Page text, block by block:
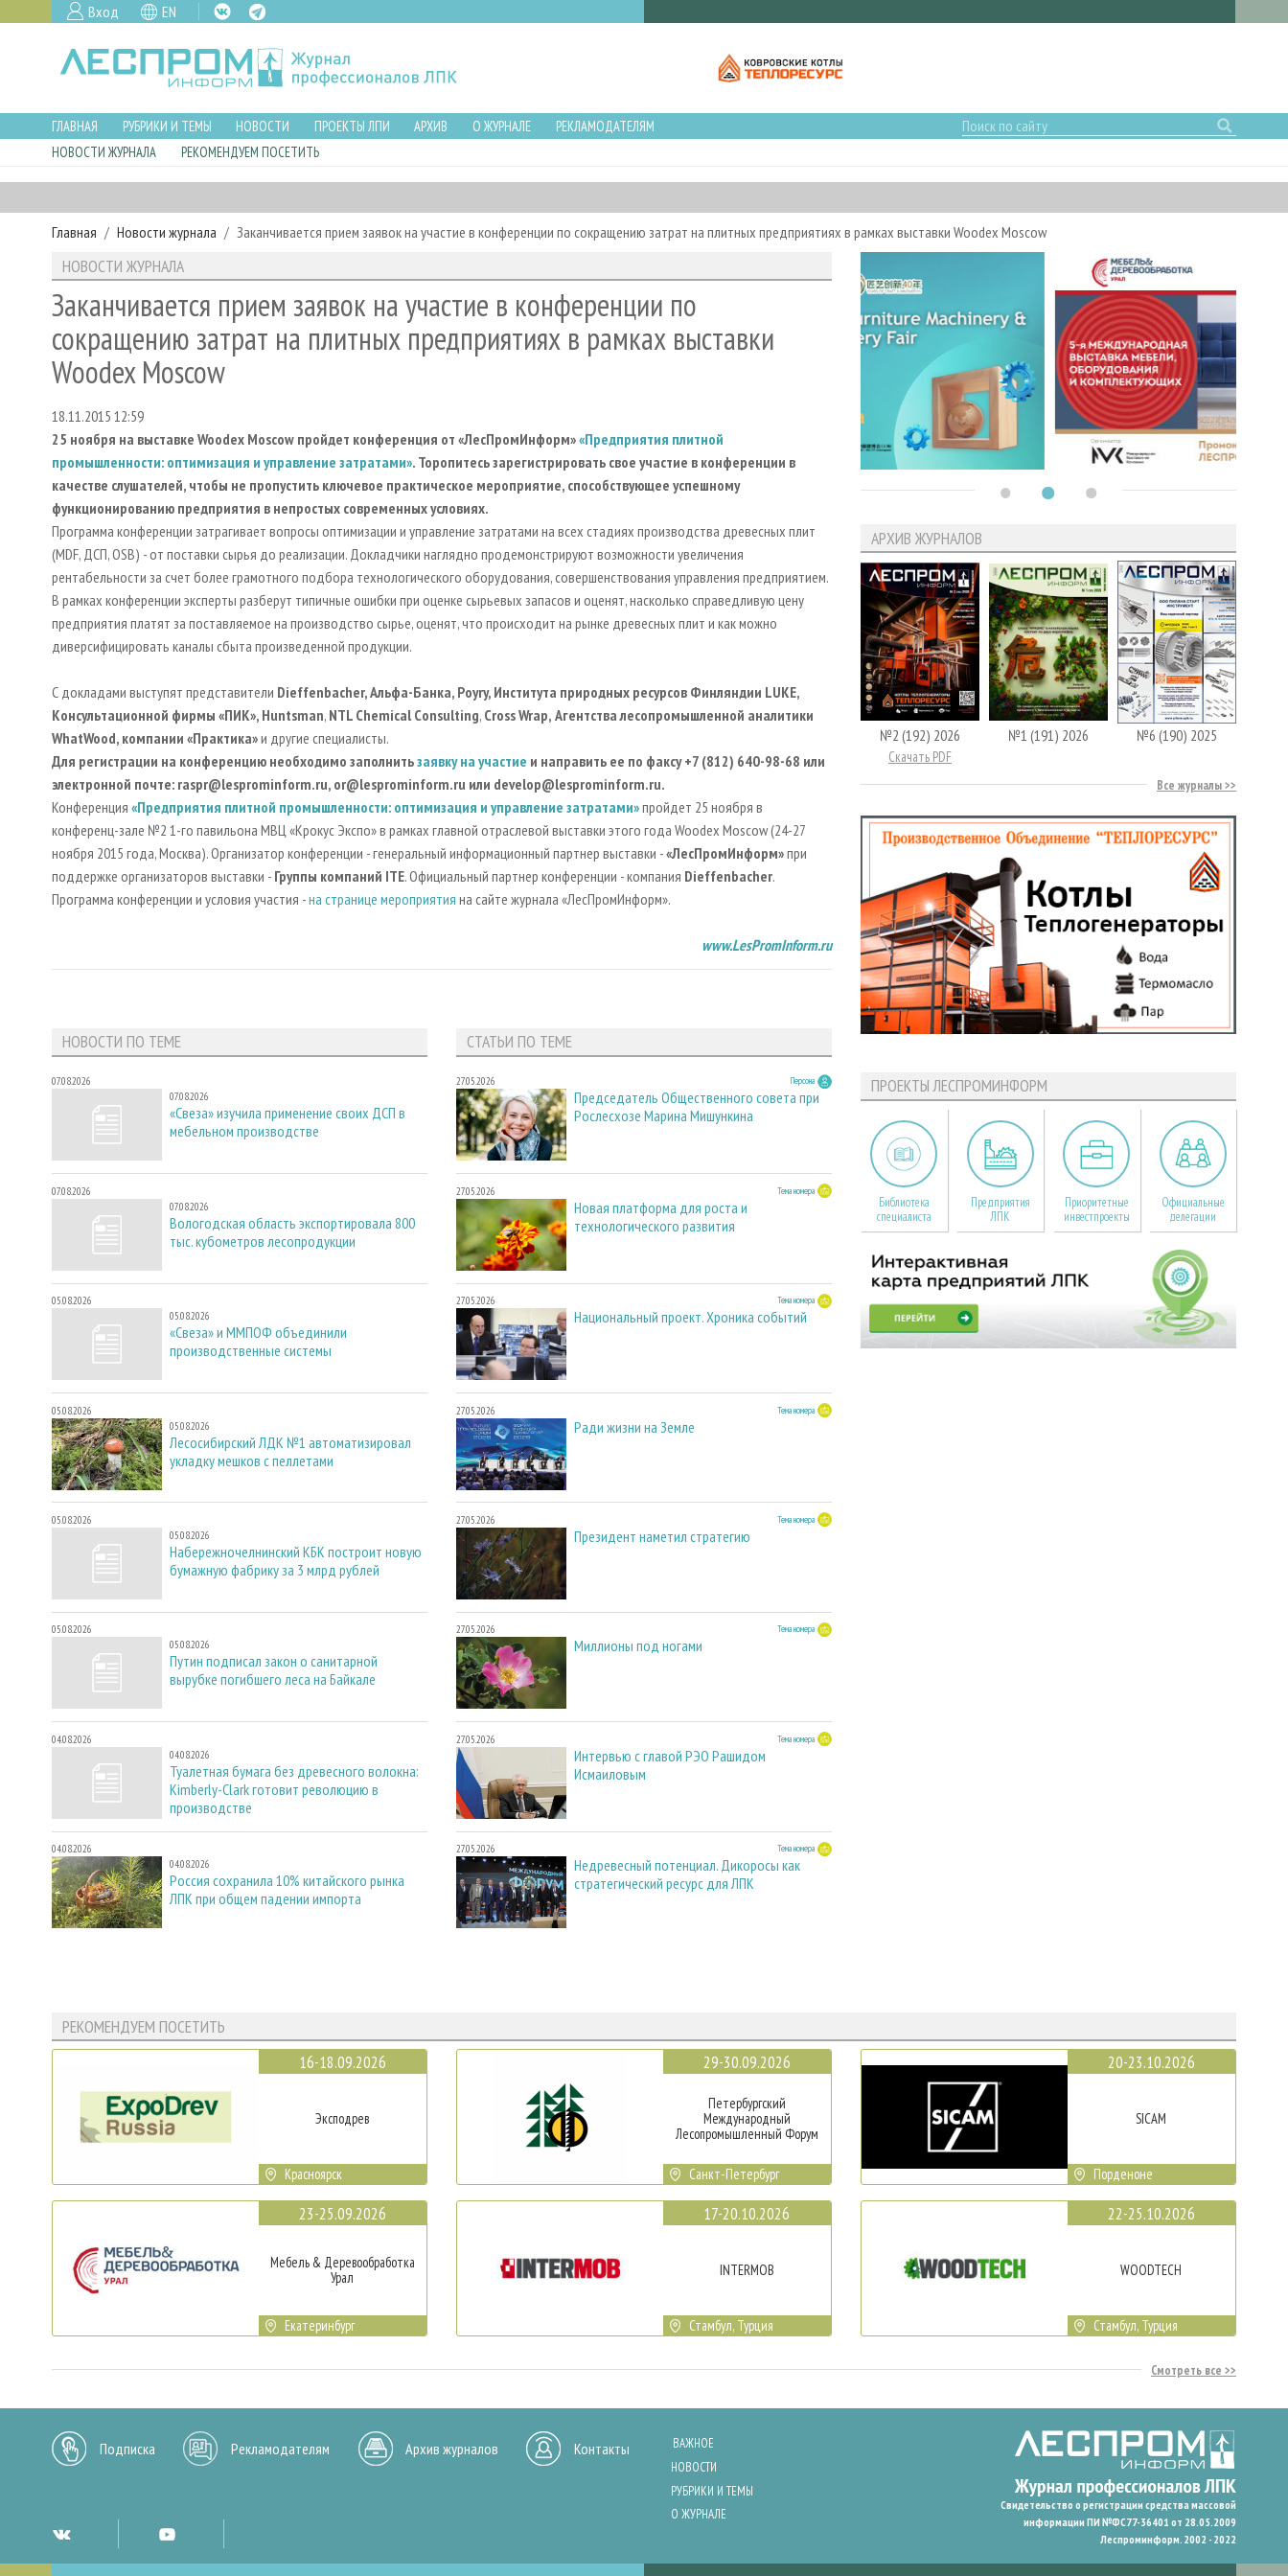
Вход EN
ГЛАВНАЯ РУБРИКИ И ТЕМЫ НОВОСТИ ПРОЕКТЫ ЛПИ АРХИВ О ЖУРНАЛЕ
РЕКЛАМОДАТЕЛЯМ
НОВОСТИ ЖУРНАЛА
РЕКОМЕНДУЕМ ПОСЕТИТЬ
Главная Новости журнала Заканчивается прием заявок на участие в конференции по сокращению затрат на плитных предприятиях в рамках выставки Woodex Moscow
НОВОСТИ ЖУРНАЛА
Заканчивается прием заявок на участие в конференции по
сокращению затрат на плитных предприятиях в рамках выставки
Woodex Moscow
18.11.2015 12:59
25 ноября на выставке Woodex Moscow пройдет конференция от «ЛесПромИнформ»«Предприятия плитной
промышленности: оптимизация и управление затратами». Торопитесь зарегистрировать свое участие в конференции в
качестве слушателей, чтобы не пропустить ключевое практическое мероприятие, способствующее успешному
функционированию предприятия в непростых современных условиях.
Программа конференции затрагивает вопросы оптимизации и управление затратами на всех стадиях производства древесных плит
(MDF, ДСП, OSB) - от поставки сырья до реализации. Докладчики наглядно продемонстрируют возможности увеличения
рентабельности за счет более грамотного подбора технологического оборудования, совершенствования управления предприятием.
В рамках конференции эксперты разберут типичные ошибки при оценке сырьевых запасов и оценят, насколько справедливую цену
предприятия платят за поставляемое на производство сырье, оценят, что происходит на рынке древесных плит и как можно
диверсифицировать каналы сбыта произведенной продукции.
С докладами выступят представители Dieffenbacher, Альфа-Банка, Poyry, Института природных ресурсов Финляндии LUKE,
Консультационной фирмы «ПИК», Huntsman, NTL Chemical Consulting, Cross Wrap, Агентства лесопромышленной аналитики
WhatWood, компании «Практика»и другие специалисты.
Для регистрации на конференцию необходимо заполнитьзаявку на участие и направить ее по факсу +7 (812) 640-98-68 или
электронной почте: raspr@lesprominform.ru, or@lesprominform.ru или develop@lesprominform.ru.
Конференция «Предприятия плитной промышленности: оптимизация и управление затратами»пройдет 25 ноября в
конференц-зале №2 1-го павильона МВЦ «Крокус Экспо» в рамках главной отраслевой выставки этого года Woodex Moscow (24-27
ноября 2015 года, Москва). Организатор конференции - генеральный информационный партнер выставки -«ЛесПромИнформ»при
поддержке организаторов выставки - Группы компаний ITE. Официальный партнер конференции - компания Dieffenbacher.
Программа конференции и условия участия -на странице мероприятия на сайте журнала «ЛесПромИнформ».
www.LesPromInform.ru
НОВОСТИ ПО ТЕМЕ
07.08.2026
07.08.2026
«Свеза» изучила применение своих ДСП в
мебельном производстве
07.08.2026
07.08.2026
Вологодская область экспортировала 800
тыс. кубометров лесопродукции
05.08.2026
05.08.2026
«Свеза» и ММПОФ объединили
производственные системы
05.08.2026
05.08.2026
Лесосибирский ЛДК №1 автоматизировал
укладку мешков с пеллетами
05.08.2026
05.08.2026
Набережночелнинский КБК построит новую
бумажную фабрику за 3 млрд рублей
05.08.2026
05.08.2026
Путин подписал закон о санитарной
вырубке погибшего леса на Байкале
04.08.2026
04.08.2026
Туалетная бумага без древесного волокна:
Kimberly-Clark готовит революцию в
производстве
04.08.2026
04.08.2026
Россия сохранила 10% китайского рынка
ЛПК при общем падении импорта
СТАТЬИ ПО ТЕМЕ
27.05.2026 Персона
Председатель Общественного совета при
Рослесхозе Марина Мишункина
27.05.2026 Тема номера
Новая платформа для роста и
технологического развития
27.05.2026 Тема номера
Национальный проект. Хроника событий
27.05.2026 Тема номера
Ради жизни на Земле
27.05.2026 Тема номера
Президент наметил стратегию
27.05.2026 Тема номера
Миллионы под ногами
27.05.2026 Тема номера
Интервью с главой РЭО Рашидом
Исмаиловым
27.05.2026 Тема номера
Недревесный потенциал. Дикоросы как
стратегический ресурс для ЛПК
АРХИВ ЖУРНАЛОВ
№2 (192) 2026
Скачать PDF
№1 (191) 2026 №6 (190) 2025
Все журналы
ПРОЕКТЫ ЛЕСПРОМИНФОРМ
Библиотека
специалиста
Предприятия
ЛПК
Приоритетные
инвестпроекты
Официальные
делегации
РЕКОМЕНДУЕМ ПОСЕТИТЬ
16-18.09.2026
Эксподрев
Красноярск
23-25.09.2026
Мебель & Деревообработка
Урал
Екатеринбург
29-30.09.2026
Петербургский
Международный
Лесопромышленный Форум
Санкт-Петербург
17-20.10.2026
INTERMOB
Стамбул, Турция
20-23.10.2026
SICAM
Порденоне
22-25.10.2026
WOODTECH
Стамбул, Турция
Смотреть все
Подписка Рекламодателям Архив журналов Контакты
ВАЖНОЕ
НОВОСТИ
РУБРИКИ И ТЕМЫ
О ЖУРНАЛЕ
Свидетельство о регистрации средства массовой
информации ПИ №ФС77-36401 от 28.05.2009
Леспроминформ. 2002 - 2022